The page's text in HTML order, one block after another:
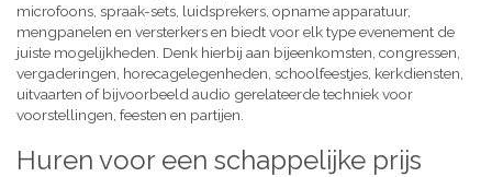
microfoons, spraak-sets, luidsprekers, opname apparatuur,
mengpanelen en versterkers en biedt voor elk type evenement de
juiste mogelijkheden. Denk hierbij aan bijeenkomsten, congressen,
vergaderingen, horecagelegenheden, schoolfeestjes, kerkdiensten,
uitvaarten of bijvoorbeeld audio gerelateerde techniek voor
voorstellingen, feesten en partijen.
Huren voor een schappelijke prijs